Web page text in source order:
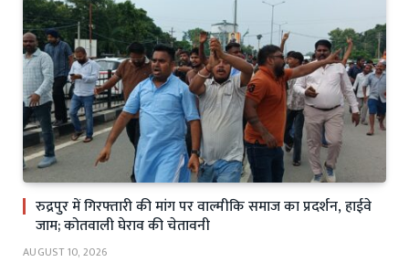
रुद्रपुर में गिरफ्तारी की मांग पर वाल्मीकि समाज का प्रदर्शन, हाईवे
जाम; कोतवाली घेराव की चेतावनी
AUGUST 10, 2026